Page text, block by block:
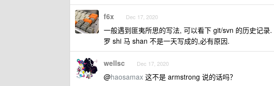
f6x Dec 17, 2020
一般遇到匪夷所思的写法, 可以看下 git/svn 的历史记录.
罗 shi 马 shan 不是一天写成的,必有原因.
wellsc Dec 17, 2020
@haosamax 这不是 armstrong 说的话吗？